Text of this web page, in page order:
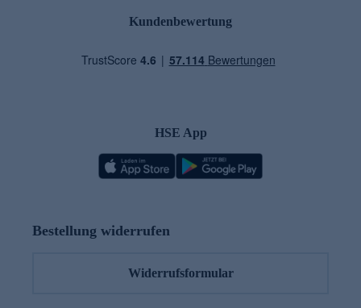
Kundenbewertung
HSE App
Bestellung widerrufen
Widerrufsformular